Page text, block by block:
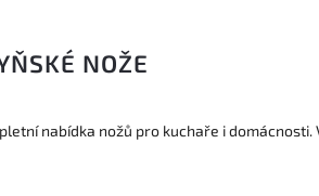
NOŽE
nabídka nožů pro kuchaře i